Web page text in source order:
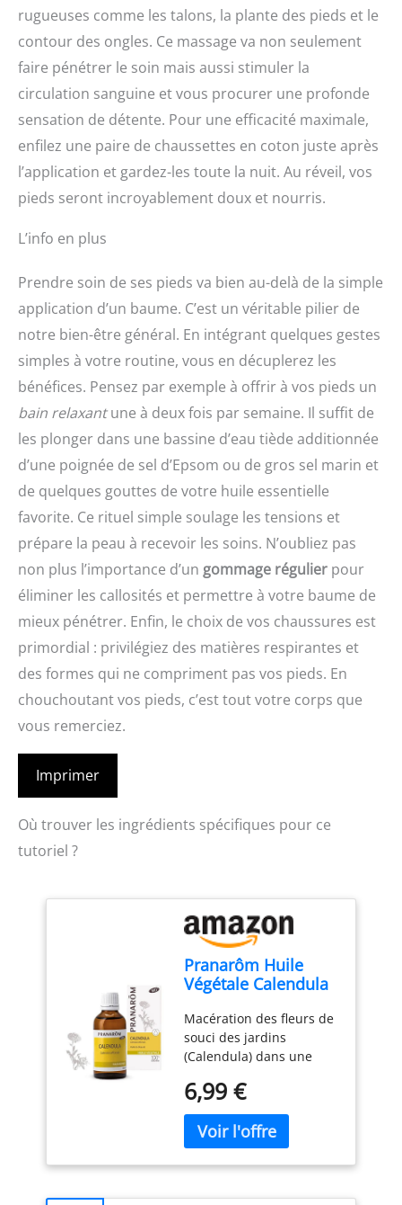
rugueuses comme les talons, la plante des pieds et le
contour des ongles. Ce massage va non seulement
faire pénétrer le soin mais aussi stimuler la
circulation sanguine et vous procurer une profonde
sensation de détente. Pour une efficacité maximale,
enfilez une paire de chaussettes en coton juste après
l’application et gardez-les toute la nuit. Au réveil, vos
pieds seront incroyablement doux et nourris.
L’info en plus
Prendre soin de ses pieds va bien au-delà de la simple
application d’un baume. C’est un véritable pilier de
notre bien-être général. En intégrant quelques gestes
simples à votre routine, vous en décuplerez les
bénéfices. Pensez par exemple à offrir à vos pieds un
bain relaxantune à deux fois par semaine. Il suffit de
les plonger dans une bassine d’eau tiède additionnée
d’une poignée de sel d’Epsom ou de gros sel marin et
de quelques gouttes de votre huile essentielle
favorite. Ce rituel simple soulage les tensions et
prépare la peau à recevoir les soins. N’oubliez pas
non plus l’importance d’un gommage régulier pour
éliminer les callosités et permettre à votre baume de
mieux pénétrer. Enfin, le choix de vos chaussures est
primordial : privilégiez des matières respirantes et
des formes qui ne compriment pas vos pieds. En
chouchoutant vos pieds, c’est tout votre corps que
vous remerciez.
Imprimer
Où trouver les ingrédients spécifiques pour ce
tutoriel ?
Pranarôm Huile
Végétale Calendula
Macération des fleurs de
souci des jardins
(Calendula) dans une
naturelle Le plus doux
des Macért huileux, aux
vertus anti-
inflammatoires,
antiallergiques et
6,99 €